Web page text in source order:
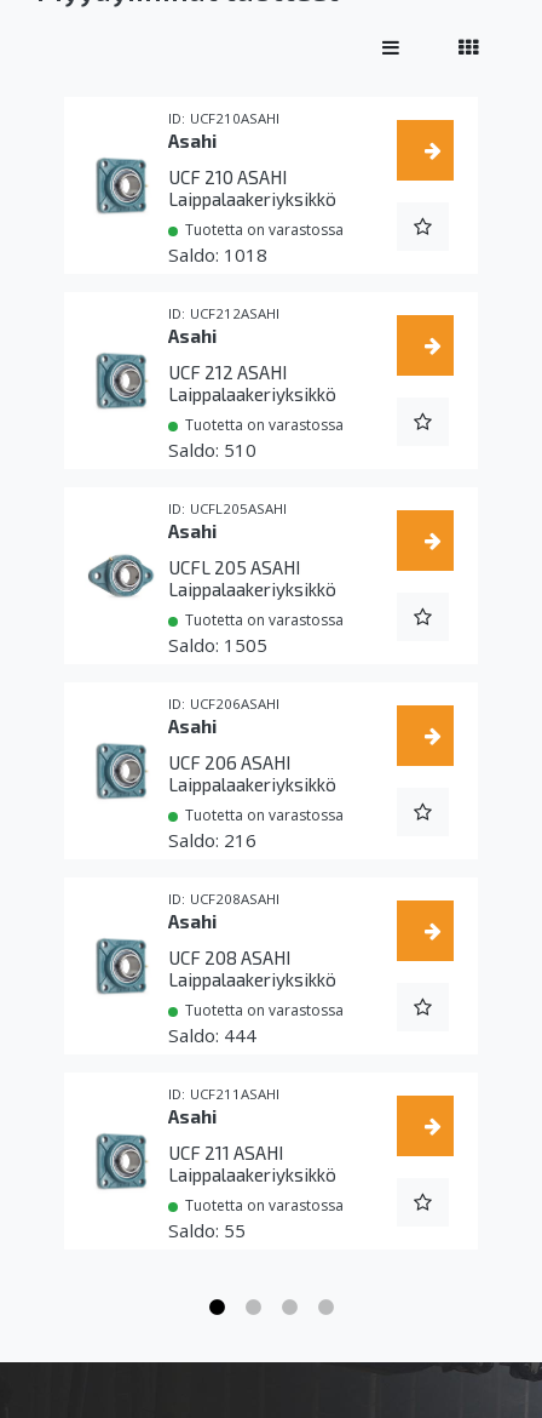
UCF210ASAHI
Asahi
UCF 210 ASAHI
Laippalaakeriyksikkö
Tuotetta on varastossa
1018
UCF212ASAHI
Asahi
UCF 212 ASAHI
Laippalaakeriyksikkö
Tuotetta on varastossa
510
UCFL205ASAHI
Asahi
UCFL 205 ASAHI
Laippalaakeriyksikkö
Tuotetta on varastossa
1505
UCF206ASAHI
Asahi
UCF 206 ASAHI
Laippalaakeriyksikkö
Tuotetta on varastossa
216
UCF208ASAHI
Asahi
UCF 208 ASAHI
Laippalaakeriyksikkö
Tuotetta on varastossa
444
UCF211ASAHI
Asahi
UCF 211 ASAHI
Laippalaakeriyksikkö
Tuotetta on varastossa
55